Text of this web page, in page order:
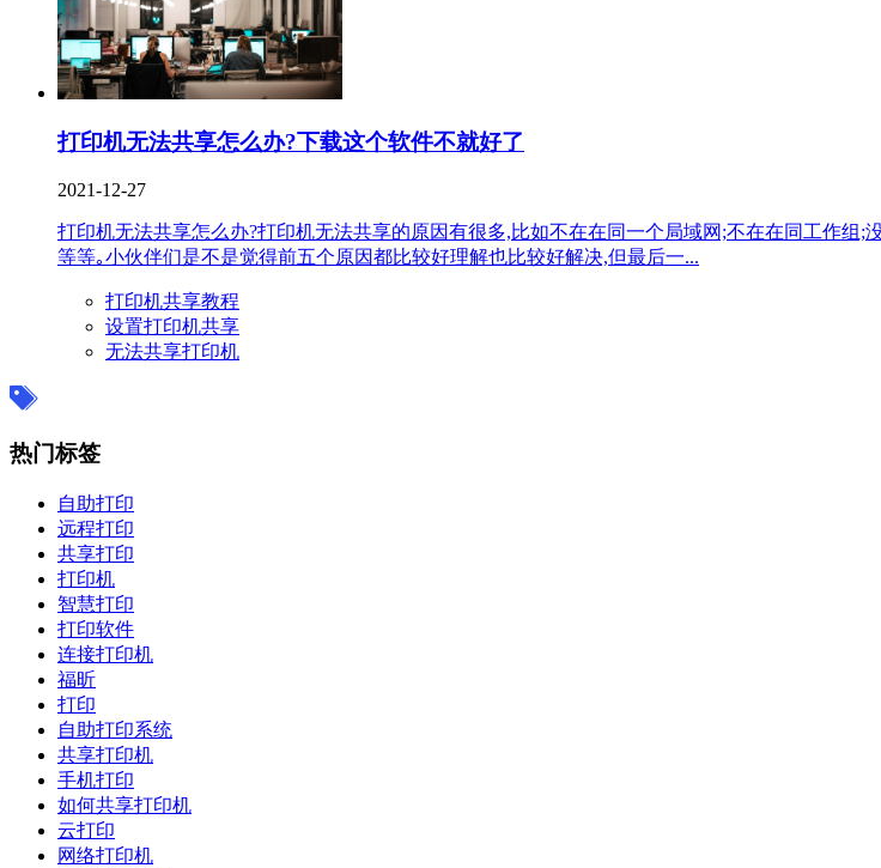
打印机无法共享怎么办?下载这个软件不就好了
2021-12-27
打印机无法共享怎么办?打印机无法共享的原因有很多,比如不在在同一个局域网;不在在同工作组;
等等｡小伙伴们是不是觉得前五个原因都比较好理解也比较好解决,但最后一...
打印机共享教程
设置打印机共享
无法共享打印机
热门标签
自助打印
远程打印
共享打印
打印机
智慧打印
打印软件
连接打印机
福昕
打印
自助打印系统
共享打印机
手机打印
如何共享打印机
云打印
网络打印机